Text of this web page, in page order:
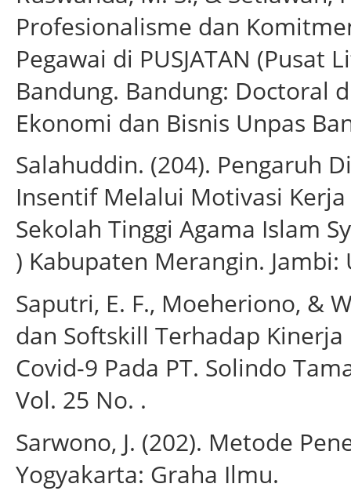
Profesionalisme dan
Pegawai di PUSJATAN (Pusat
Bandung. Bandung: Doctoral
Ekonomi dan Bisnis Unpas
Salahuddin. (204). Pengaruh
Insentif Melalui Motivasi
Sekolah Tinggi Agama Islam
) Kabupaten Merangin. Jambi:
Saputri, E. F., Moeheriono, &
dan Softskill Terhadap
Covid-9 Pada PT. Solindo
Vol. 25 No. .
Sarwono, J. (202). Metode
Yogyakarta: Graha Ilmu.